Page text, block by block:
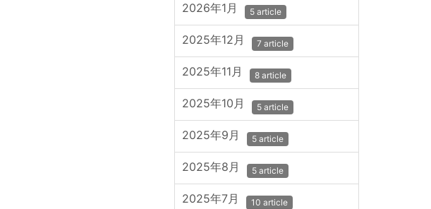
2026年1月 5 article
2025年12月 7 article
2025年11月 8 article
2025年10月 5 article
2025年9月 5 article
2025年8月 5 article
2025年7月 10 article